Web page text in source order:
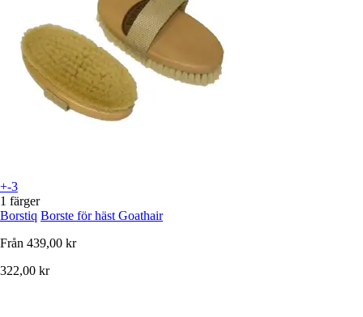
+-3
1 färger
Borstiq Borste för häst Goathair
Från 439,00 kr
322,00 kr